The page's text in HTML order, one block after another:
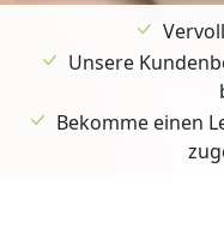
Unsere
Bekomme einen